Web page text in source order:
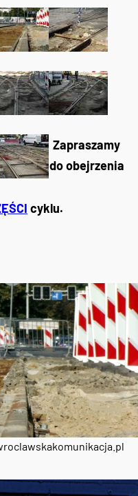
Zapraszamy
do obejrzenia
cyklu.